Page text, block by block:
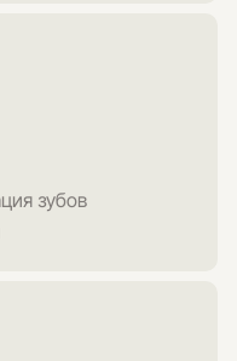
зубов